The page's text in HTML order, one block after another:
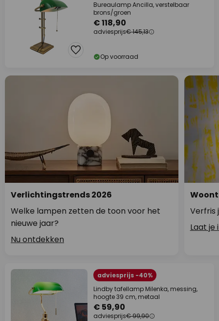
Bureaulamp Ancilla, verstelbaar
brons/groen
€ 118,90
adviesprijs€ 145,13
Op voorraad
Verlichtingstrends 2026
Welke lampen zetten de toon voor het
nieuwe jaar?
Nu ontdekken
Verfris
Laat je
adviesprijs -40%
Lindby tafellamp Milenka, messing,
hoogte 39 cm, metaal
€ 59,90
adviesprijs€ 99,90